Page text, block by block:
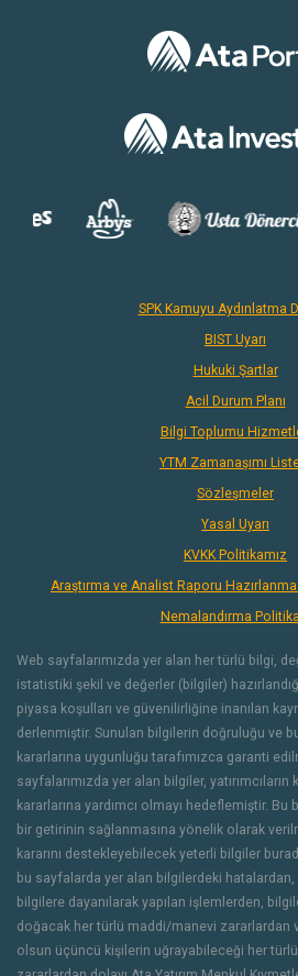
SPK Kamuyu Aydınlatma
BIST Uyarı
Hukuki Şartlar
Acil Durum Planı
Bilgi Toplumu
YTM Zamanaşımı
Sözleşmeler
Yasal Uyarı
KVKK Politikamız
Araştırma ve Analist Raporu
Nemalandırma
Web sayfalarımızda yer alan her türlü bilgi,
istatistiki şekil ve değerler (bilgiler)
piyasa koşulları ve güvenilirliğine inanılan
derlenmiştir. Sunulan bilgilerin doğruluğu ve
kararlarına uygunluğu tarafımızca garanti
sayfalarımızda yer alan bilgiler, yatırımcıların
kararlarına yardımcı olmayı hedeflemiştir.
bir getirinin sağlanmasına yönelik olarak
kararını destekleyebilecek yeterli bilgiler
bu sayfalarda yer alan bilgilerdeki
bilgilere dayanılarak yapılan işlemlerden,
doğacak her türlü maddi/manevi zararlardan
olsun üçüncü kişilerin uğrayabileceği her